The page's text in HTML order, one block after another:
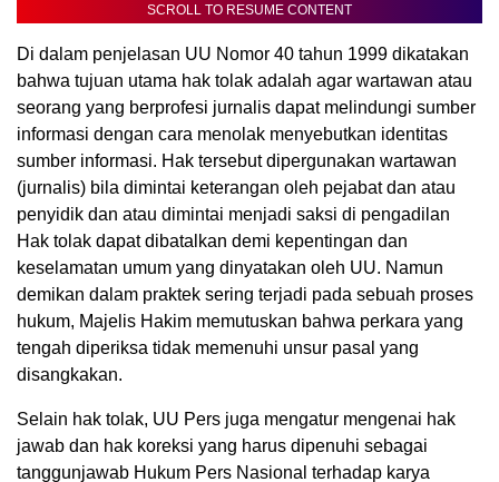
SCROLL TO RESUME CONTENT
Di dalam penjelasan UU Nomor 40 tahun 1999 dikatakan
bahwa tujuan utama hak tolak adalah agar wartawan atau
seorang yang berprofesi jurnalis dapat melindungi sumber
informasi dengan cara menolak menyebutkan identitas
sumber informasi. Hak tersebut dipergunakan wartawan
(jurnalis) bila dimintai keterangan oleh pejabat dan atau
penyidik dan atau dimintai menjadi saksi di pengadilan
Hak tolak dapat dibatalkan demi kepentingan dan
keselamatan umum yang dinyatakan oleh UU. Namun
demikan dalam praktek sering terjadi pada sebuah proses
hukum, Majelis Hakim memutuskan bahwa perkara yang
tengah diperiksa tidak memenuhi unsur pasal yang
disangkakan.
Selain hak tolak, UU Pers juga mengatur mengenai hak
jawab dan hak koreksi yang harus dipenuhi sebagai
tanggunjawab Hukum Pers Nasional terhadap karya